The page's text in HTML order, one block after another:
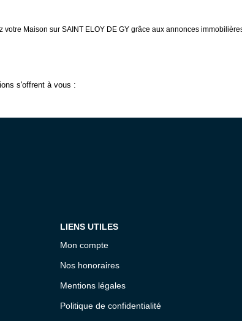
Maison sur SAINT ELOY DE GY grâce aux annonces
s'offrent à vous :
LIENS UTILES
Mon compte
Nos honoraires
Mentions légales
Politique de confidentialité